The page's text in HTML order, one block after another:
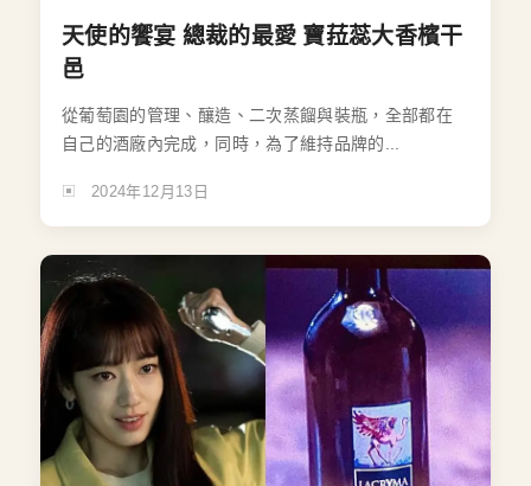
天使的饗宴 總裁的最愛 寶菈蕊大香檳干
邑
從葡萄園的管理、釀造、二次蒸餾與裝瓶，全部都在
自己的酒廠內完成，同時，為了維持品牌的...
2024年12月13日